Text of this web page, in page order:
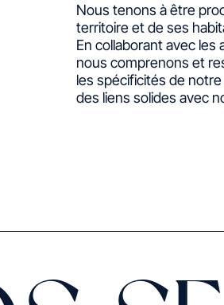
Nous tenons à être
territoire et de ses
En collaborant avec les
nous comprenons et
les spécificités de
des liens solides avec